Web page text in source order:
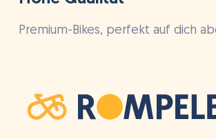
Premium-Bikes, perfekt auf dich